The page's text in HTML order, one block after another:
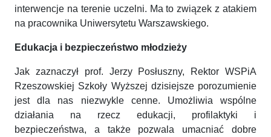
interwencje na terenie uczelni. Ma to związek z atakiem
na pracownika Uniwersytetu Warszawskiego.
Edukacja i bezpieczeństwo młodzieży
Jak zaznaczył prof. Jerzy Posłuszny, Rektor WSPiA
Rzeszowskiej Szkoły Wyższej dzisiejsze porozumienie
jest dla nas niezwykle cenne. Umożliwia wspólne
działania na rzecz edukacji, profilaktyki i
bezpieczeństwa, a także pozwala umacniać dobre